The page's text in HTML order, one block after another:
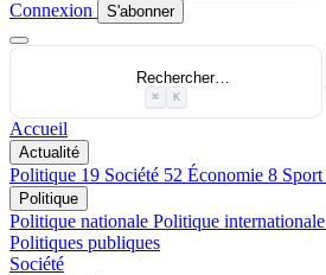
Connexion S'abonner
Rechercher…
⌘ K
Accueil
Actualité
Politique 19 Société 52 Économie 8 Sport
Politique
Politique nationale Politique internationale
Politiques publiques
Société